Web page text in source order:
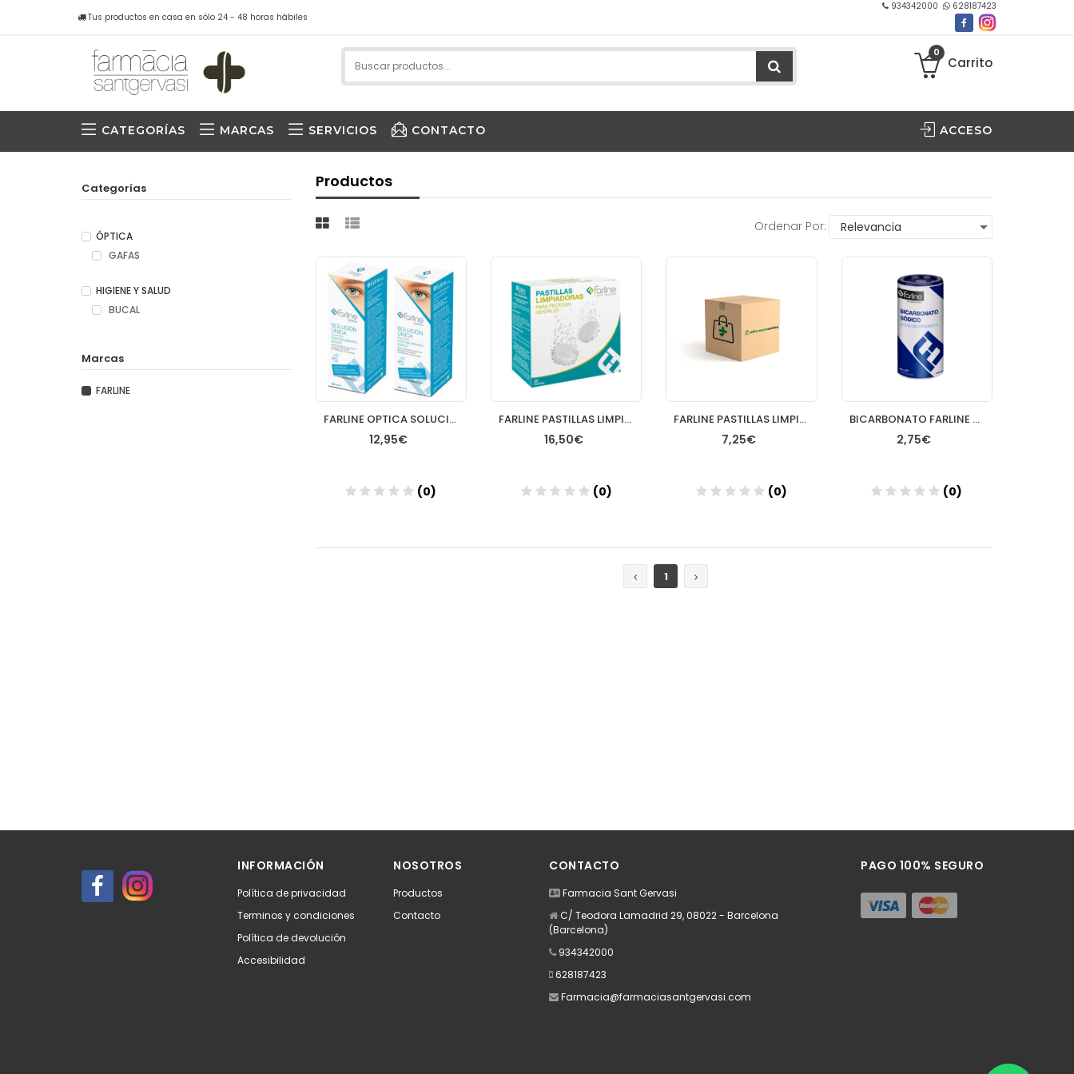
Tus productos en casa en sólo 24 - 48 horas hábiles
934342000 628187423
0
Carrito
CATEGORÍAS MARCAS SERVICIOS CONTACTO ACCESO
Productos
Ordenar Por:
FARLINE OPTICA SOLUCION UNICA CON HIALURONICO 2 ENVASES 500 ML DUPLO
12,95€
(0)
FARLINE PASTILLAS LIMPIADORAS LIMPIEZA PROTESIS DENTAL 96 TABLETAS
16,50€
(0)
FARLINE PASTILLAS LIMPIADORAS LIMPIEZA PROTESIS DENTAL 32 TABLETAS
7,25€
(0)
BICARBONATO FARLINE SODICO 1 ENVASE 200 G
2,75€
(0)
1
Categorías
ÓPTICA
GAFAS
HIGIENE Y SALUD
BUCAL
Marcas
FARLINE
INFORMACIÓN
Política de privacidad
Terminos y condiciones
Política de devolución
Accesibilidad
NOSOTROS
Productos
Contacto
CONTACTO
Farmacia Sant Gervasi
C/ Teodora Lamadrid 29, 08022 - Barcelona
(Barcelona)
934342000
628187423
Farmacia@farmaciasantgervasi.com
PAGO 100% SEGURO